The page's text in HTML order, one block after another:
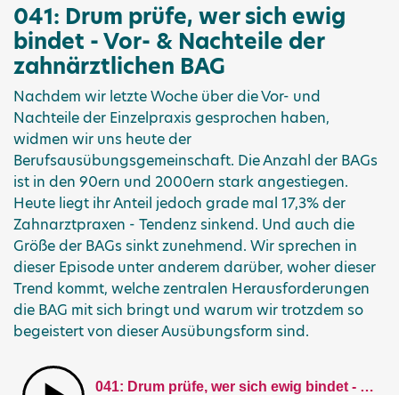
041: Drum prüfe, wer sich ewig
bindet - Vor- & Nachteile der
zahnärztlichen BAG
Nachdem wir letzte Woche über die Vor- und
Nachteile der Einzelpraxis gesprochen haben,
widmen wir uns heute der
Berufsausübungsgemeinschaft. Die Anzahl der BAGs
ist in den 90ern und 2000ern stark angestiegen.
Heute liegt ihr Anteil jedoch grade mal 17,3% der
Zahnarztpraxen - Tendenz sinkend. Und auch die
Größe der BAGs sinkt zunehmend. Wir sprechen in
dieser Episode unter anderem darüber, woher dieser
Trend kommt, welche zentralen Herausforderungen
die BAG mit sich bringt und warum wir trotzdem so
begeistert von dieser Ausübungsform sind.